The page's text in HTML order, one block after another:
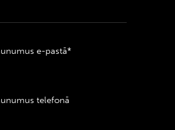
e-pastā*
telefonā